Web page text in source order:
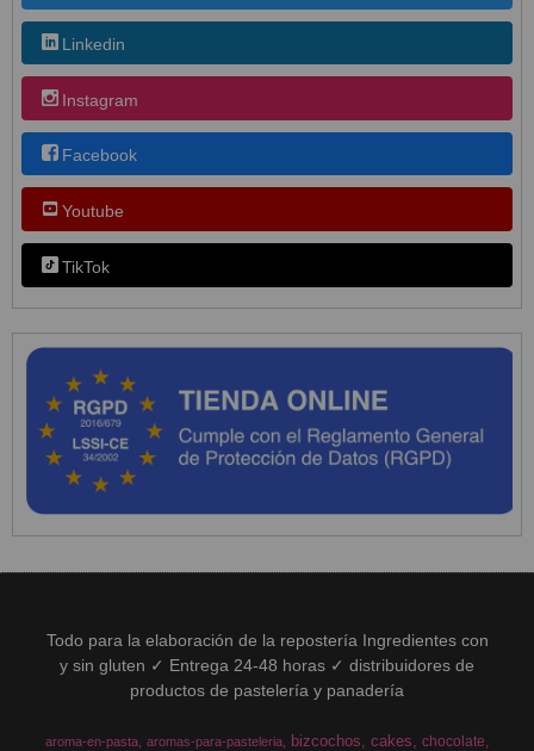
Linkedin
Instagram
Facebook
Youtube
TikTok
Todo para la elaboración de la repostería Ingredientes con
y sin gluten ✓ Entrega 24-48 horas ✓ distribuidores de
productos de pastelería y panadería
aroma-en-pasta aromas-para-pasteleria bizcochos cakes chocolate